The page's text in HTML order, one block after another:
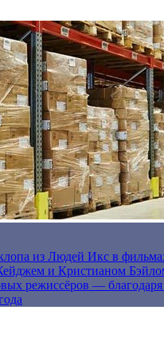
из Людей Икс в
и Кристианом
режиссёров —